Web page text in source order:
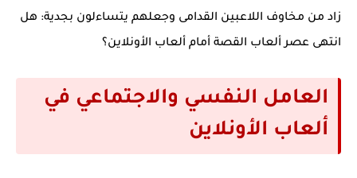
زاد من مخاوف اللاعبين القدامى وجعلهم يتساءلون بجدية: هل
انتهى عصر ألعاب القصة أمام ألعاب الأونلاين؟
العامل النفسي والاجتماعي في
ألعاب الأونلاين